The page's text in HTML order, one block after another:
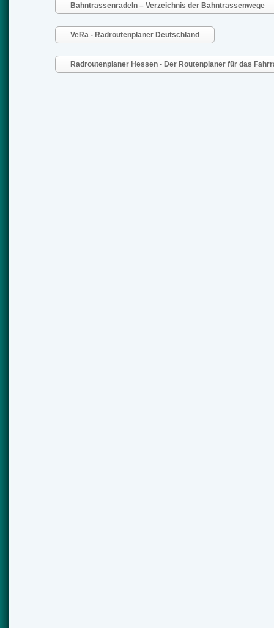
Bahntrassenradeln – Verzeichnis der Bahntrassenwege
VeRa - Radroutenplaner Deutschland
Radroutenplaner Hessen - Der Routenplaner für das